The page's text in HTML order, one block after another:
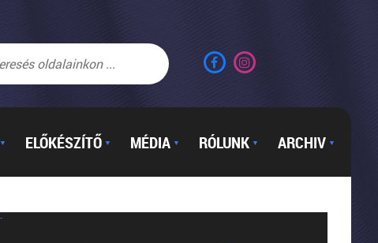
▼ ELŐKÉSZÍTŐ ▼ MÉDIA ▼ RÓLUNK ▼ ARCHIV ▼